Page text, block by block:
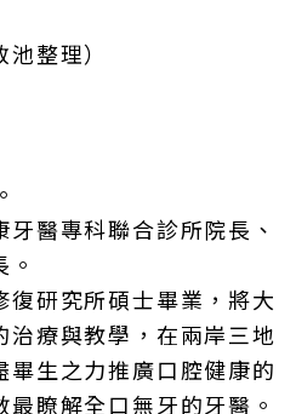
整理）
醫專科聯合診所院長、
復研究所碩士畢業，將大
治療與教學，在兩岸三地
生之力推廣口腔健康的
瞭解全口無牙的牙醫。